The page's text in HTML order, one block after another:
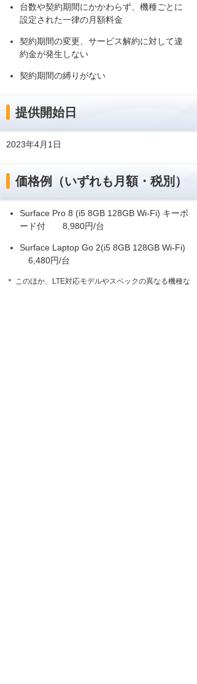
台数や契約期間にかかわらず、機種ごとに
設定された一律の月額料金
契約期間の変更、サービス解約に対して違
約金が発生しない
契約期間の縛りがない
提供開始日
2023年4月1日
価格例（いずれも月額・税別）
Surface Pro 8 (i5 8GB 128GB Wi-Fi) キーボ
ード付 8,980円/台
Surface Laptop Go 2(i5 8GB 128GB Wi-Fi)
6,480円/台
＊ このほか、LTE対応モデルやスペックの異なる機種な